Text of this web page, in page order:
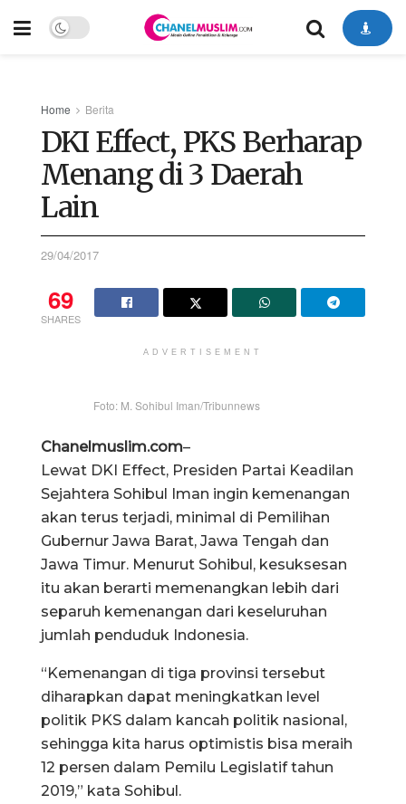
Home Berita
DKI Effect, PKS Berharap
Menang di 3 Daerah
Lain
29/04/2017
69
SHARES
ADVERTISEMENT
Foto: M. Sohibul Iman/Tribunnews
Chanelmuslim.com–
Lewat DKI Effect, Presiden Partai Keadilan
Sejahtera Sohibul Iman ingin kemenangan
akan terus terjadi, minimal di Pemilihan
Gubernur Jawa Barat, Jawa Tengah dan
Jawa Timur. Menurut Sohibul, kesuksesan
itu akan berarti memenangkan lebih dari
separuh kemenangan dari keseluruhan
jumlah penduduk Indonesia.
“Kemenangan di tiga provinsi tersebut
diharapkan dapat meningkatkan level
politik PKS dalam kancah politik nasional,
sehingga kita harus optimistis bisa meraih
12 persen dalam Pemilu Legislatif tahun
2019,” kata Sohibul.